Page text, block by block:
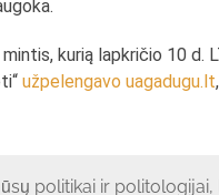
kurią lapkričio 10 d.
užpelengavo uagadugu.lt
politikai ir politologijai,